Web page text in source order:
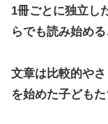
1冊ごとに独立し
らでも読み始める
文章は比較的や
を始めた子どもた